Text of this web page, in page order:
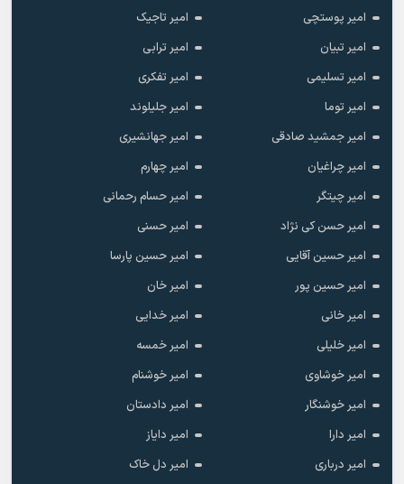
امیر پوستچی
امیر تاجیک
امیر تبیان
امیر ترابی
امیر تسلیمی
امیر تفکری
امیر توما
امیر جلیلوند
امیر جمشید صادقی
امیر جهانشیری
امیر چراغیان
امیر چهارم
امیر چیتگر
امیر حسام رحمانی
امیر حسن کی نژاد
امیر حسنی
امیر حسین آقایی
امیر حسین پارسا
امیر حسین پور
امیر خان
امیر خانی
امیر خدایی
امیر خلیلی
امیر خمسه
امیر خوشاوی
امیر خوشنام
امیر خوشنگار
امیر دادستان
امیر دارا
امیر دایاز
امیر درباری
امیر دل خاک